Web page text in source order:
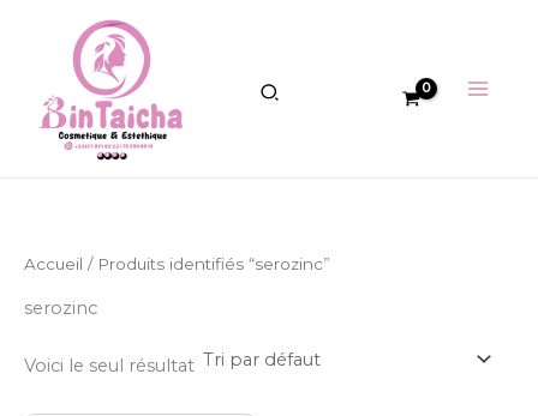
Accueil / Produits identifiés “serozinc”
serozinc
Voici le seul résultat